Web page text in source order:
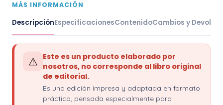
MÁS INFORMACIÓN
DescripciónEspecificacionesContenidoCambios y
⚠️ Este es un producto elaborado por
nosotros, no corresponde al libro original
de editorial.
Es una edición impresa y adaptada en formato
práctico, pensada especialmente para